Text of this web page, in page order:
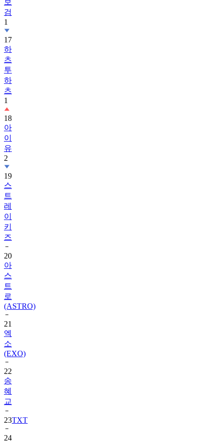
1
17
하
츠
투
하
츠
1
18
아
이
유
2
19
스
트
레
이
키
즈
20
아
스
트
로
(ASTRO)
21
엑
소
(EXO)
22
송
혜
교
23
24
수
지